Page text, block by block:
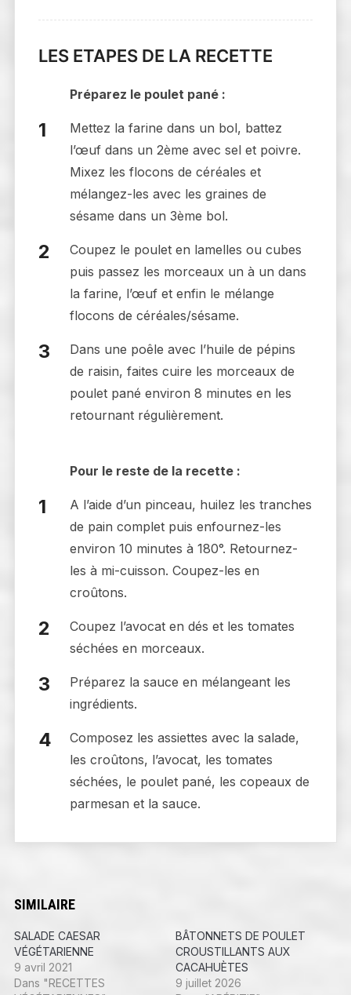
LES ETAPES DE LA RECETTE
Préparez le poulet pané :
Mettez la farine dans un bol, battez
l’œuf dans un 2ème avec sel et poivre.
Mixez les flocons de céréales et
mélangez-les avec les graines de
sésame dans un 3ème bol.
Coupez le poulet en lamelles ou cubes
puis passez les morceaux un à un dans
la farine, l’œuf et enfin le mélange
flocons de céréales/sésame.
Dans une poêle avec l’huile de pépins
de raisin, faites cuire les morceaux de
poulet pané environ 8 minutes en les
retournant régulièrement.
Pour le reste de la recette :
A l’aide d’un pinceau, huilez les tranches
de pain complet puis enfournez-les
environ 10 minutes à 180°. Retournez-
les à mi-cuisson. Coupez-les en
croûtons.
Coupez l’avocat en dés et les tomates
séchées en morceaux.
Préparez la sauce en mélangeant les
ingrédients.
Composez les assiettes avec la salade,
les croûtons, l’avocat, les tomates
séchées, le poulet pané, les copeaux de
parmesan et la sauce.
SIMILAIRE
SALADE CAESAR
VÉGÉTARIENNE
9 avril 2021
Dans "RECETTES
BÂTONNETS DE POULET
CROUSTILLANTS AUX
CACAHUÈTES
9 juillet 2026